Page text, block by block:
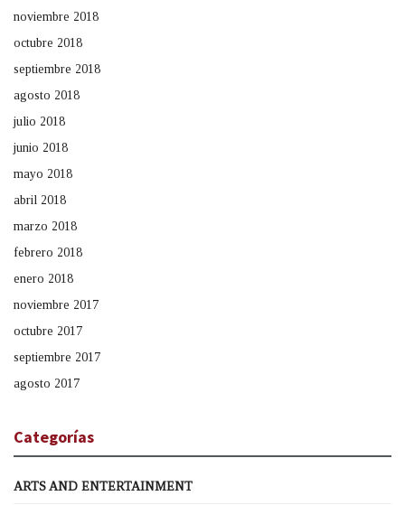
noviembre 2018
octubre 2018
septiembre 2018
agosto 2018
julio 2018
junio 2018
mayo 2018
abril 2018
marzo 2018
febrero 2018
enero 2018
noviembre 2017
octubre 2017
septiembre 2017
agosto 2017
Categorías
ARTS AND ENTERTAINMENT